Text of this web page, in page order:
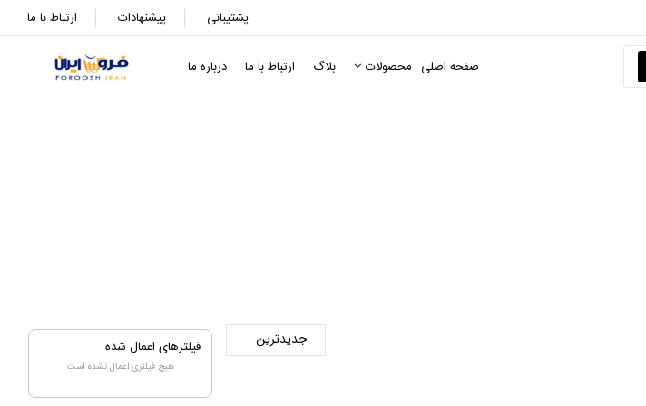
ارتباط با ما پیشنهادات پشتیبانی
صفحه اصلی محصولات بلاگ ارتباط با ما درباره ما
فیلترهای اعمال شده
هیچ فیلتری اعمال نشده است